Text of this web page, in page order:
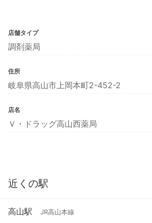
店舗タイプ
調剤薬局
住所
岐阜県高山市上岡本町2-452-2
店名
Ｖ・ドラッグ高山西薬局
近くの駅
高山駅 JR高山本線